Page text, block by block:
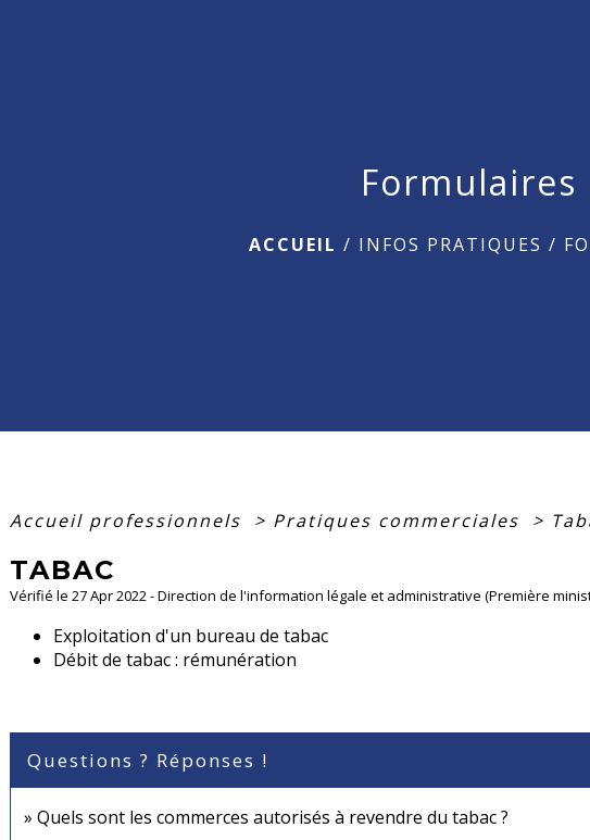
Formulaires
ACCUEIL / INFOS PRATIQUES /
Accueil professionnels > Pratiques commerciales >
TABAC
Vérifié le 27 Apr 2022 - Direction de l'information légale et administrative (Première
Exploitation d'un bureau de tabac
Débit de tabac : rémunération
Questions ? Réponses !
Quels sont les commerces autorisés à revendre du tabac ?